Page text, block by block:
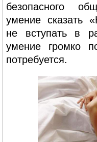
безопасного
умение сказать
не вступать в
умение громко
потребуется.